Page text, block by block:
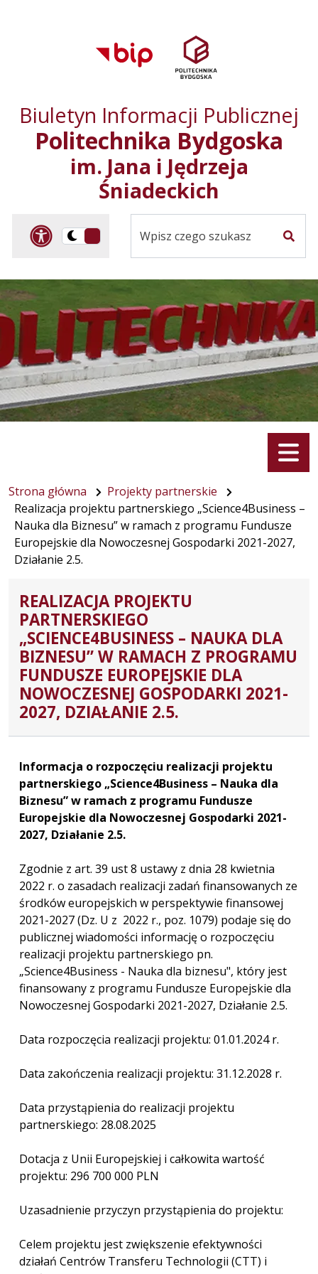
głównego menu
serwisu
Biuletyn Informacji Publicznej
Politechnika Bydgoska
im. Jana i Jędrzeja
Śniadeckich
Panel dostosowania
Przelącz
kontrastowa
Menu
Strona główna
Projekty partnerskie
Realizacja projektu partnerskiego „Science4Business –
Nauka dla Biznesu” w ramach z programu Fundusze
Europejskie dla Nowoczesnej Gospodarki 2021-2027,
Działanie 2.5.
REALIZACJA PROJEKTU
PARTNERSKIEGO
„SCIENCE4BUSINESS – NAUKA DLA
BIZNESU” W RAMACH Z PROGRAMU
FUNDUSZE EUROPEJSKIE DLA
NOWOCZESNEJ GOSPODARKI 2021-
2027, DZIAŁANIE 2.5.
Informacja o rozpoczęciu realizacji projektu
partnerskiego „Science4Business – Nauka dla
Biznesu” w ramach z programu Fundusze
Europejskie dla Nowoczesnej Gospodarki 2021-
2027, Działanie 2.5.
Zgodnie z art. 39 ust 8 ustawy z dnia 28 kwietnia
2022 r. o zasadach realizacji zadań finansowanych ze
środków europejskich w perspektywie finansowej
2021-2027 (Dz. U z 2022 r., poz. 1079) podaje się do
publicznej wiadomości informację o rozpoczęciu
realizacji projektu partnerskiego pn.
„Science4Business - Nauka dla biznesu", który jest
finansowany z programu Fundusze Europejskie dla
Nowoczesnej Gospodarki 2021-2027, Działanie 2.5.
Data rozpoczęcia realizacji projektu: 01.01.2024 r.
Data zakończenia realizacji projektu: 31.12.2028 r.
Data przystąpienia do realizacji projektu
partnerskiego: 28.08.2025
Dotacja z Unii Europejskiej i całkowita wartość
projektu: 296 700 000 PLN
Uzasadnienie przyczyn przystąpienia do projektu:
Celem projektu jest zwiększenie efektywności
działań Centrów Transferu Technologii (CTT) i